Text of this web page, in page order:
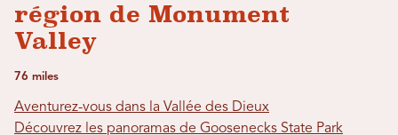
région de Monument
Valley
76 miles
Aventurez-vous dans la Vallée des Dieux
Découvrez les panoramas de Goosenecks State Park